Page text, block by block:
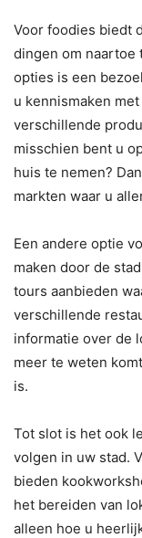
Voor foodies biedt
dingen om naartoe
opties is een
u kennismaken
verschillende
misschien bent u
huis te nemen?
markten waar u
Een andere optie
maken door de
tours aanbieden
verschillende
informatie over de
meer te weten
is.
Tot slot is het ook
volgen in uw stad.
bieden
het bereiden van
alleen hoe u